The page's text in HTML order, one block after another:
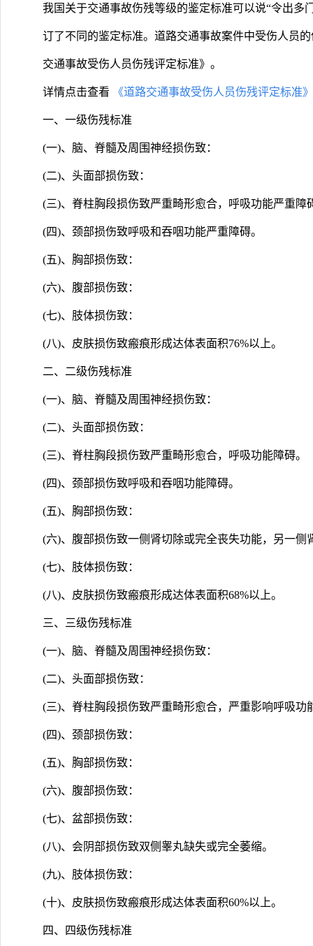
我国关于交通事故伤残等级的鉴定标准可以说“令出多
订了不同的鉴定标准。道路交通事故案件中受伤人员
交通事故受伤人员伤残评定标准》。
详情点击查看 《道路交通事故受伤人员伤残评定标准
一、一级伤残标准
(一)、脑、脊髓及周围神经损伤致：
(二)、头面部损伤致：
(三)、脊柱胸段损伤致严重畸形愈合，呼吸功能严重障
(四)、颈部损伤致呼吸和吞咽功能严重障碍。
(五)、胸部损伤致：
(六)、腹部损伤致：
(七)、肢体损伤致：
(八)、皮肤损伤致瘢痕形成达体表面积76%以上。
二、二级伤残标准
(一)、脑、脊髓及周围神经损伤致：
(二)、头面部损伤致：
(三)、脊柱胸段损伤致严重畸形愈合，呼吸功能障碍。
(四)、颈部损伤致呼吸和吞咽功能障碍。
(五)、胸部损伤致：
(六)、腹部损伤致一侧肾切除或完全丧失功能，另一侧
(七)、肢体损伤致：
(八)、皮肤损伤致瘢痕形成达体表面积68%以上。
三、三级伤残标准
(一)、脑、脊髓及周围神经损伤致：
(二)、头面部损伤致：
(三)、脊柱胸段损伤致严重畸形愈合，严重影响呼吸功
(四)、颈部损伤致：
(五)、胸部损伤致：
(六)、腹部损伤致：
(七)、盆部损伤致：
(八)、会阴部损伤致双侧睾丸缺失或完全萎缩。
(九)、肢体损伤致：
(十)、皮肤损伤致瘢痕形成达体表面积60%以上。
四、四级伤残标准